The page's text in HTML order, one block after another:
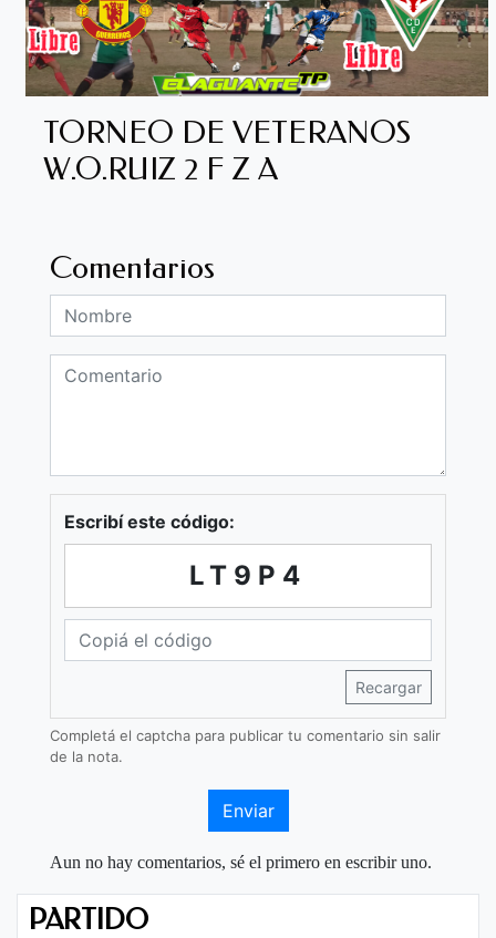
TORNEO DE VETERANOS
W.O.RUIZ 2 F Z A
Comentarios
Escribí este código:
LT9P4
Recargar
Completá el captcha para publicar tu comentario sin salir
de la nota.
Enviar
Aun no hay comentarios, sé el primero en escribir uno.
PARTIDO